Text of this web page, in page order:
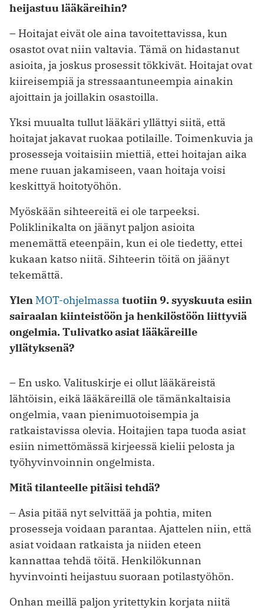
heijastuu lääkäreihin?
– Hoitajat eivät ole aina tavoitettavissa, kun
osastot ovat niin valtavia. Tämä on hidastanut
asioita, ja joskus prosessit tökkivät. Hoitajat ovat
kiireisempiä ja stressaantuneempia ainakin
ajoittain ja joillakin osastoilla.
Yksi muualta tullut lääkäri yllättyi siitä, että
hoitajat jakavat ruokaa potilaille. Toimenkuvia ja
prosesseja voitaisiin miettiä, ettei hoitajan aika
mene ruuan jakamiseen, vaan hoitaja voisi
keskittyä hoitotyöhön.
Myöskään sihteereitä ei ole tarpeeksi.
Poliklinikalta on jäänyt paljon asioita
menemättä eteenpäin, kun ei ole tiedetty, ettei
kukaan katso niitä. Sihteerin töitä on jäänyt
tekemättä.
Ylen MOT-ohjelmassa tuotiin 9. syyskuuta esiin
sairaalan kiinteistöön ja henkilöstöön liittyviä
ongelmia. Tulivatko asiat lääkäreille
yllätyksenä?
– En usko. Valituskirje ei ollut lääkäreistä
lähtöisin, eikä lääkäreillä ole tämänkaltaisia
ongelmia, vaan pienimuotoisempia ja
ratkaistavissa olevia. Hoitajien tapa tuoda asiat
esiin nimettömässä kirjeessä kielii pelosta ja
työhyvinvoinnin ongelmista.
Mitä tilanteelle pitäisi tehdä?
– Asia pitää nyt selvittää ja pohtia, miten
prosesseja voidaan parantaa. Ajattelen niin, että
asiat voidaan ratkaista ja niiden eteen
kannattaa tehdä töitä. Henkilökunnan
hyvinvointi heijastuu suoraan potilastyöhön.
Onhan meillä paljon yritettykin korjata niitä